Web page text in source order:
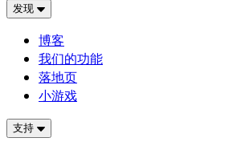
发现
博客
我们的功能
落地页
小游戏
支持